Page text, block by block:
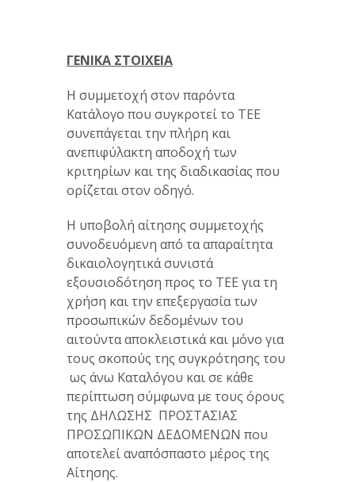
ΓΕΝΙΚΑ ΣΤΟΙΧΕΙΑ
Η συμμετοχή στον παρόντα
Κατάλογο που συγκροτεί το ΤΕΕ
συνεπάγεται την πλήρη και
ανεπιφύλακτη αποδοχή των
κριτηρίων και της διαδικασίας που
ορίζεται στον οδηγό.
Η υποβολή αίτησης συμμετοχής
συνοδευόμενη από τα απαραίτητα
δικαιολογητικά συνιστά
εξουσιοδότηση προς το ΤΕΕ για τη
χρήση και την επεξεργασία των
προσωπικών δεδομένων του
αιτούντα αποκλειστικά και μόνο για
τους σκοπούς της συγκρότησης του
ως άνω Καταλόγου και σε κάθε
περίπτωση σύμφωνα με τους όρους
της ΔΗΛΩΣΗΣ ΠΡΟΣΤΑΣΙΑΣ
ΠΡΟΣΩΠΙΚΩΝ ΔΕΔΟΜΕΝΩΝ που
αποτελεί αναπόσπαστο μέρος της
Αίτησης.